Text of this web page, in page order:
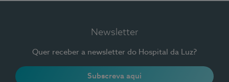
Newsletter
Quer receber a newsletter do Hospital da Luz?
Subscreva aqui